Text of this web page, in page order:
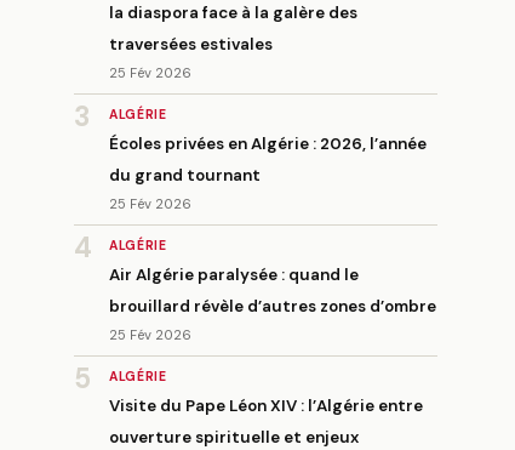
la diaspora face à la galère des
traversées estivales
25 Fév 2026
3 ALGÉRIE
Écoles privées en Algérie : 2026, l’année
du grand tournant
25 Fév 2026
4 ALGÉRIE
Air Algérie paralysée : quand le
brouillard révèle d’autres zones d’ombre
25 Fév 2026
5 ALGÉRIE
Visite du Pape Léon XIV : l’Algérie entre
ouverture spirituelle et enjeux